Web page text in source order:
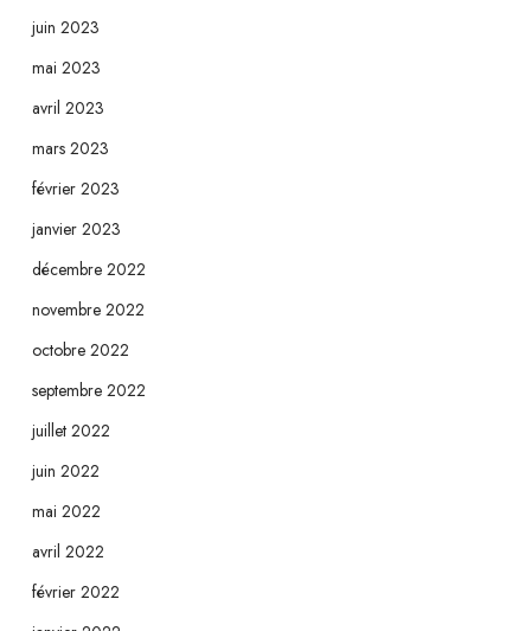
juin 2023
mai 2023
avril 2023
mars 2023
février 2023
janvier 2023
décembre 2022
novembre 2022
octobre 2022
septembre 2022
juillet 2022
juin 2022
mai 2022
avril 2022
février 2022